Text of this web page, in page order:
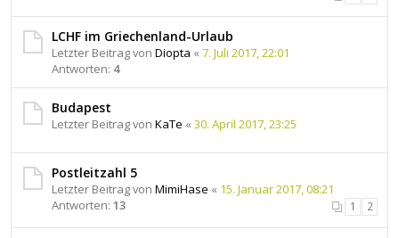
LCHF im Griechenland-Urlaub
Letzter Beitrag von Diopta « 7. Juli 2017, 22:01
Antworten: 4
Budapest
Letzter Beitrag von KaTe « 30. April 2017, 23:25
Postleitzahl 5
Letzter Beitrag von MimiHase « 15. Januar 2017, 08:21
Antworten: 13 1 2